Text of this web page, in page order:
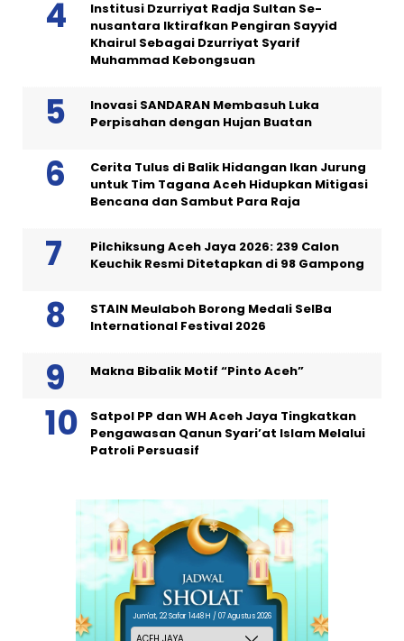
Institusi Dzurriyat Radja Sultan Se-
nusantara Iktirafkan Pengiran Sayyid
Khairul Sebagai Dzurriyat Syarif
Muhammad Kebongsuan
Inovasi SANDARAN Membasuh Luka
Perpisahan dengan Hujan Buatan
Cerita Tulus di Balik Hidangan Ikan Jurung
untuk Tim Tagana Aceh Hidupkan Mitigasi
Bencana dan Sambut Para Raja
Pilchiksung Aceh Jaya 2026: 239 Calon
Keuchik Resmi Ditetapkan di 98 Gampong
STAIN Meulaboh Borong Medali SeIBa
International Festival 2026
Makna Bibalik Motif “Pinto Aceh”
Satpol PP dan WH Aceh Jaya Tingkatkan
Pengawasan Qanun Syari’at Islam Melalui
Patroli Persuasif
Jum'at, 22 Safar 1448 H / 07 Agustus 2026